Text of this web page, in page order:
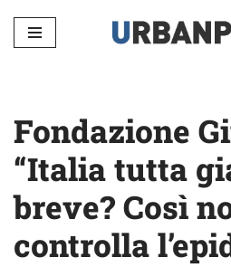
Vai
Fondazione
“Italia tutta
breve? Così
controlla